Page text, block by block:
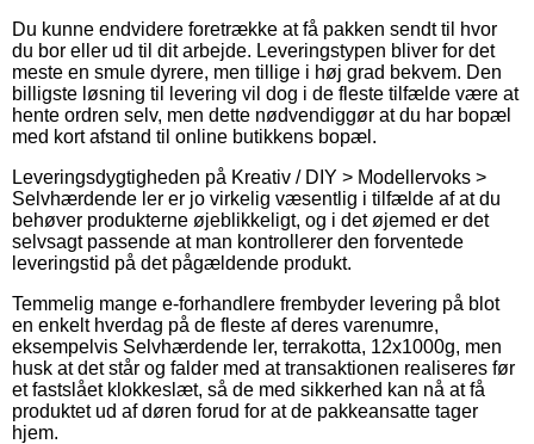
Du kunne endvidere foretrække at få pakken sendt til hvor
du bor eller ud til dit arbejde. Leveringstypen bliver for det
meste en smule dyrere, men tillige i høj grad bekvem. Den
billigste løsning til levering vil dog i de fleste tilfælde være at
hente ordren selv, men dette nødvendiggør at du har bopæl
med kort afstand til online butikkens bopæl.
Leveringsdygtigheden på Kreativ / DIY > Modellervoks >
Selvhærdende ler er jo virkelig væsentlig i tilfælde af at du
behøver produkterne øjeblikkeligt, og i det øjemed er det
selvsagt passende at man kontrollerer den forventede
leveringstid på det pågældende produkt.
Temmelig mange e-forhandlere frembyder levering på blot
en enkelt hverdag på de fleste af deres varenumre,
eksempelvis Selvhærdende ler, terrakotta, 12x1000g, men
husk at det står og falder med at transaktionen realiseres før
et fastslået klokkeslæt, så de med sikkerhed kan nå at få
produktet ud af døren forud for at de pakkeansatte tager
hjem.